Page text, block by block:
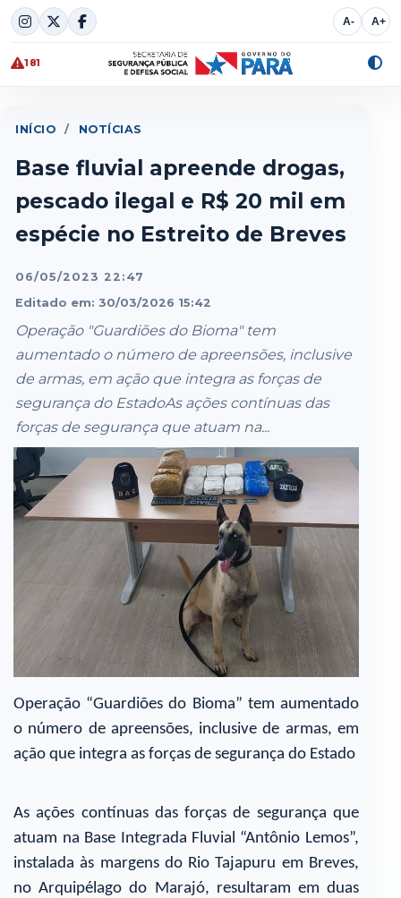
Skip
to
content
A- A+
181
INÍCIO / NOTÍCIAS
Base fluvial apreende drogas,
pescado ilegal e R$ 20 mil em
espécie no Estreito de Breves
06/05/2023 22:47
Editado em: 30/03/2026 15:42
Operação "Guardiões do Bioma" tem
aumentado o número de apreensões, inclusive
de armas, em ação que integra as forças de
segurança do EstadoAs ações contínuas das
forças de segurança que atuam na...
Operação “Guardiões do Bioma” tem aumentado
o número de apreensões, inclusive de armas, em
ação que integra as forças de segurança do Estado
As ações contínuas das forças de segurança que
atuam na Base Integrada Fluvial “Antônio Lemos”,
instalada às margens do Rio Tajapuru em Breves,
no Arquipélago do Marajó, resultaram em duas